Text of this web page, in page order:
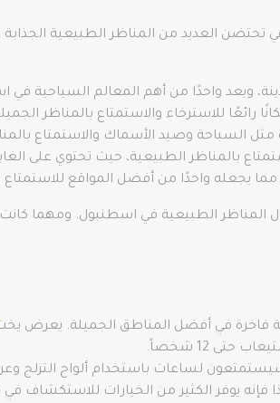
العديد من المناظر الطبيعية الجذابة
ويعد واحدًا من أهم المعالم السياحية في
رائعًا للاسترخاء والاستمتاع بالمناظر
السباحة وصيد الأسماك والاستمتاع
بالمناظر الطبيعية، حيث تحتوي على
مما يجعله واحدًا من أفضل المواقع
الطبيعية في اسطنبول. ومهما كانت
فاخرة في أفضل المناطق الجميلة. يعرض
12 شخصاً.
لساعات باستخدام ألواح التزلج
يوفر الكثير من الخيارات للاستكشاف